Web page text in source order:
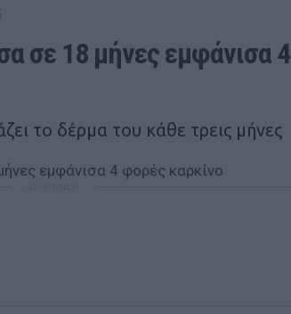
σε 18 μήνες εμφάνισα 4
το δέρμα του κάθε τρεις μήνες